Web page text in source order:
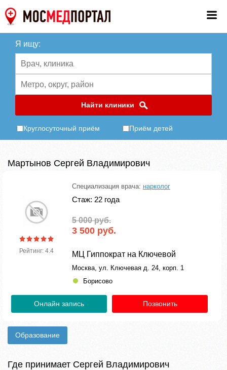
Я ищу:
Найти клиники
Круглосуточный приём Приём детей
Мартынов Сергей Владимирович
Рейтинг: 4.4
Специализация врача: нарколог
Стаж: 22 года
5 000 руб.
3 500 руб.
МЦ Гиппократ на Ключевой
Москва, ул. Ключевая д. 24, корп. 1
Борисово
Онлайн запись Позвонить
Образование
Где принимает Сергей Владимирович